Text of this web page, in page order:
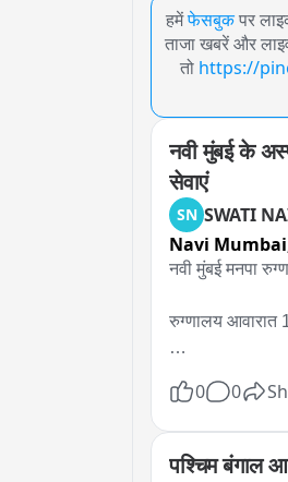
हमेंफेसबुक पर
ताजा खबरें और
तो https://
नवी मुंबई के
सेवाएं
SN SWATI
Navi
नवी मुंबई मनपा
रुग्णालय आवारात
होतायत हाल.
अपघात ग्रस्त
उपस्थित
0 0
पश्चिम बंगाल